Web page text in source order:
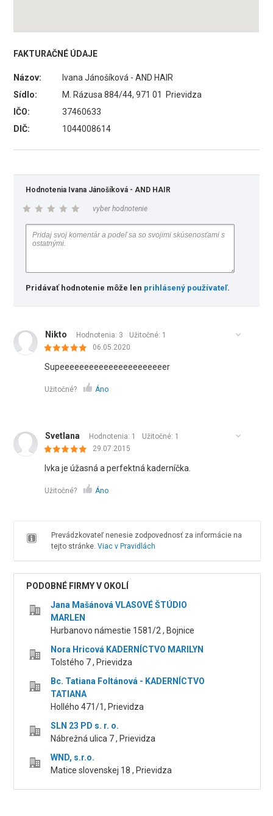
FAKTURAČNÉ ÚDAJE
Názov:
Ivana Jánošíková - AND HAIR
Sídlo:
M. Rázusa 884/44, 971 01 Prievidza
IČO:
37460633
DIČ:
1044008614
Hodnotenia Ivana Jánošíková - AND HAIR
vyber hodnotenie
Pridávať hodnotenie môže len prihlásený používateľ.
Nikto Hodnotenia: 3 Užitočné: 1
06.05.2020
Supeeeeeeeeeeeeeeeeeeeeeer
Užitočné? Áno
Svetlana Hodnotenia: 1 Užitočné: 1
29.07.2015
Ivka je úžasná a perfektná kaderníčka.
Užitočné? Áno
Prevádzkovateľ nenesie zodpovednosť za informácie na
tejto stránke. Viac v Pravidlách
PODOBNÉ FIRMY V OKOLÍ
Jana Mašánová VLASOVÉ ŠTÚDIO
MARLEN
Hurbanovo námestie 1581/2 , Bojnice
Nora Hricová KADERNÍCTVO MARILYN
Tolstého 7 , Prievidza
Bc. Tatiana Foltánová - KADERNÍCTVO
TATIANA
Hollého 471/1, Prievidza
SLN 23 PD s. r. o.
Nábrežná ulica 7 , Prievidza
WND, s.r.o.
Matice slovenskej 18 , Prievidza